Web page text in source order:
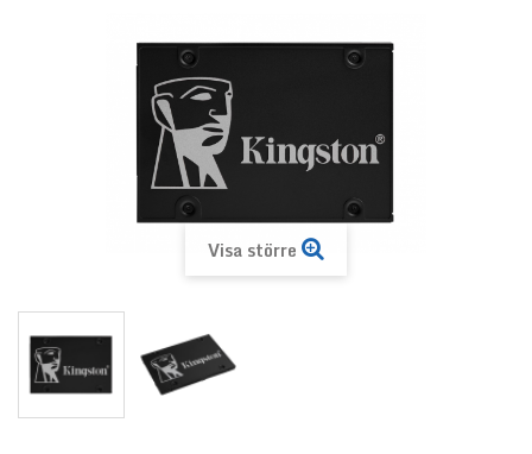
Visa större